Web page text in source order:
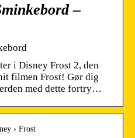
–
i Disney Frost 2, den
filmen Frost! Gør dig
med dette fortry…
› Frost